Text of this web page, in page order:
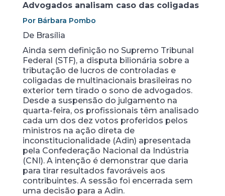
Advogados analisam caso das coligadas
Por Bárbara Pombo
De Brasília
Ainda sem definição no Supremo Tribunal
Federal (STF), a disputa bilionária sobre a
tributação de lucros de controladas e
coligadas de multinacionais brasileiras no
exterior tem tirado o sono de advogados.
Desde a suspensão do julgamento na
quarta-feira, os profissionais têm analisado
cada um dos dez votos proferidos pelos
ministros na ação direta de
inconstitucionalidade (Adin) apresentada
pela Confederação Nacional da Indústria
(CNI). A intenção é demonstrar que daria
para tirar resultados favoráveis aos
contribuintes. A sessão foi encerrada sem
uma decisão para a Adin.